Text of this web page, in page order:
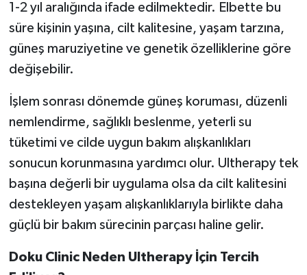
1-2 yıl aralığında ifade edilmektedir. Elbette bu
süre kişinin yaşına, cilt kalitesine, yaşam tarzına,
güneş maruziyetine ve genetik özelliklerine göre
değişebilir.
İşlem sonrası dönemde güneş koruması, düzenli
nemlendirme, sağlıklı beslenme, yeterli su
tüketimi ve cilde uygun bakım alışkanlıkları
sonucun korunmasına yardımcı olur. Ultherapy tek
başına değerli bir uygulama olsa da cilt kalitesini
destekleyen yaşam alışkanlıklarıyla birlikte daha
güçlü bir bakım sürecinin parçası haline gelir.
Doku Clinic Neden Ultherapy İçin Tercih